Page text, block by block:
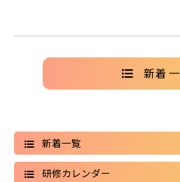
新着
新着一覧
研修カレンダー